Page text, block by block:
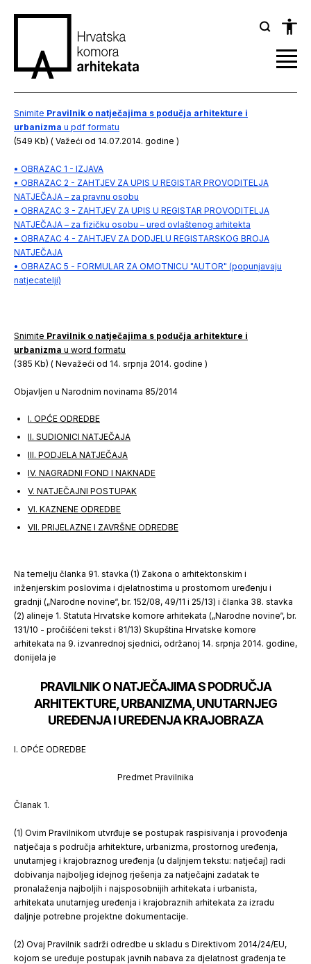
Snimite Pravilnik o natječajima s podučja arhitekture i
urbanizma u pdf formatu
(549 Kb) ( Važeći od 14.07.2014. godine )
• OBRAZAC 1 - IZJAVA
• OBRAZAC 2 - ZAHTJEV ZA UPIS U REGISTAR PROVODITELJA
NATJEČAJA – za pravnu osobu
• OBRAZAC 3 - ZAHTJEV ZA UPIS U REGISTAR PROVODITELJA
NATJEČAJA – za fizičku osobu – ured ovlaštenog arhitekta
• OBRAZAC 4 - ZAHTJEV ZA DODJELU REGISTARSKOG BROJA
NATJEČAJA
• OBRAZAC 5 - FORMULAR ZA OMOTNICU "AUTOR" (popunjavaju
natjecatelji)
Snimite Pravilnik o natječajima s podučja arhitekture i
urbanizma u word formatu
(385 Kb) ( Nevažeći od 14. srpnja 2014. godine )
Objavljen u Narodnim novinama 85/2014
I. OPĆE ODREDBE
II. SUDIONICI NATJEČAJA
III. PODJELA NATJEČAJA
IV. NAGRADNI FOND I NAKNADE
V. NATJEČAJNI POSTUPAK
VI. KAZNENE ODREDBE
VII. PRIJELAZNE I ZAVRŠNE ODREDBE
Na temelju članka 91. stavka (1) Zakona o arhitektonskim i
inženjerskim poslovima i djelatnostima u prostornom uređenju i
gradnji („Narodne novine“, br. 152/08, 49/11 i 25/13) i članka 38. stavka
(2) alineje 1. Statuta Hrvatske komore arhitekata („Narodne novine“, br.
131/10 - pročišćeni tekst i 81/13) Skupština Hrvatske komore
arhitekata na 9. izvanrednoj sjednici, održanoj 14. srpnja 2014. godine,
donijela je
PRAVILNIK O NATJEČAJIMA S PODRUČJA
ARHITEKTURE, URBANIZMA, UNUTARNJEG
UREĐENJA I UREĐENJA KRAJOBRAZA
I. OPĆE ODREDBE
Predmet Pravilnika
Članak 1.
(1) Ovim Pravilnikom utvrđuje se postupak raspisivanja i provođenja
natječaja s područja arhitekture, urbanizma, prostornog uređenja,
unutarnjeg i krajobraznog uređenja (u daljnjem tekstu: natječaj) radi
dobivanja najboljeg idejnog rješenja za natječajni zadatak te
pronalaženja najboljih i najsposobnijih arhitekata i urbanista,
arhitekata unutarnjeg uređenja i krajobraznih arhitekata za izradu
daljnje potrebne projektne dokumentacije.
(2) Ovaj Pravilnik sadrži odredbe u skladu s Direktivom 2014/24/EU,
kojom se uređuje postupak javnih nabava za djelatnost građenja te